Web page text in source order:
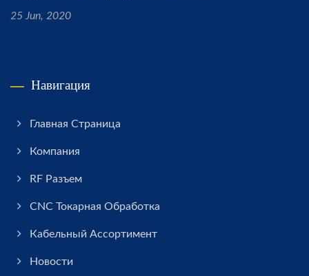
25 Jun, 2020
Навигация
Главная Страница
Компания
RF Разъем
CNC Токарная Обработка
Кабельный Ассортимент
Новости